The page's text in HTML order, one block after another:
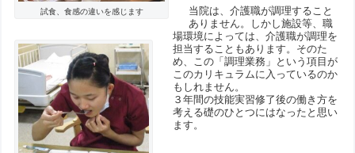
試食、食感の違いを感じます
当院は、介護職が調理すること
ありません。しかし施設等、職
場環境によっては、介護職が調理を
担当することもあります。そのた
め、この「調理業務」という項目が
このカリキュラムに入っているのか
もしれません。
３年間の技能実習修了後の働き方を
考える礎のひとつにはなったと思い
ます。